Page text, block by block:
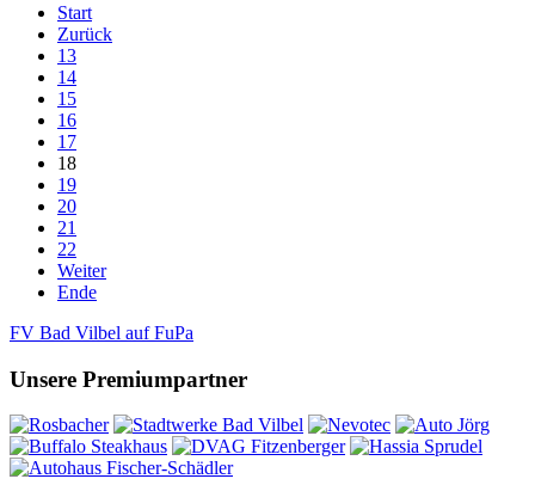
Start
Zurück
13
14
15
16
17
18
19
20
21
22
Weiter
Ende
FV Bad Vilbel auf FuPa
Unsere Premiumpartner